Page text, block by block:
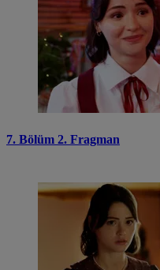
7. Bölüm 2. Fragman